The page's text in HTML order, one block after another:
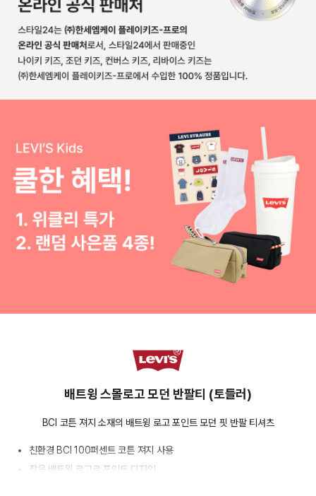
배트윙 스몰로고 모던 반팔티 (토들러)
BCI 코튼 져지 소재의 배트윙 로고 포인트 모던 핏 반팔 티셔츠
친환경 BCI 100퍼센트 코튼 져지 사용
작은 배트윙 로고로 포인트 디자인